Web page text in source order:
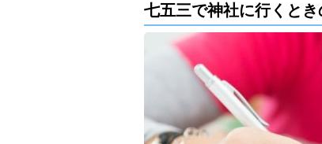
七五三で神社に行くとき